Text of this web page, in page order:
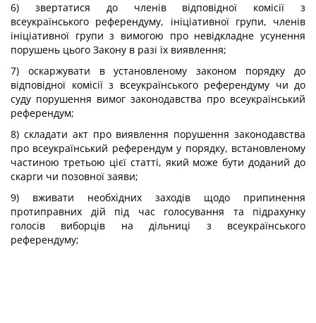
6) звертатися до членів відповідної комісії з
всеукраїнського референдуму, ініціативної групи, членів
ініціативної групи з вимогою про невідкладне усунення
порушень цього Закону в разі їх виявлення;
7) оскаржувати в установленому законом порядку до
відповідної комісії з всеукраїнського референдуму чи до
суду порушення вимог законодавства про всеукраїнський
референдум;
8) складати акт про виявлення порушення законодавства
про всеукраїнський референдум у порядку, встановленому
частиною третьою цієї статті, який може бути доданий до
скарги чи позовної заяви;
9) вживати необхідних заходів щодо припинення
протиправних дій під час голосування та підрахунку
голосів виборців на дільниці з всеукраїнського
референдуму;